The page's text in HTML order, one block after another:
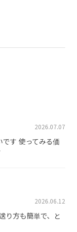
2026.07.07
す 使ってみる価
2026.06.12
り方も簡単で、と